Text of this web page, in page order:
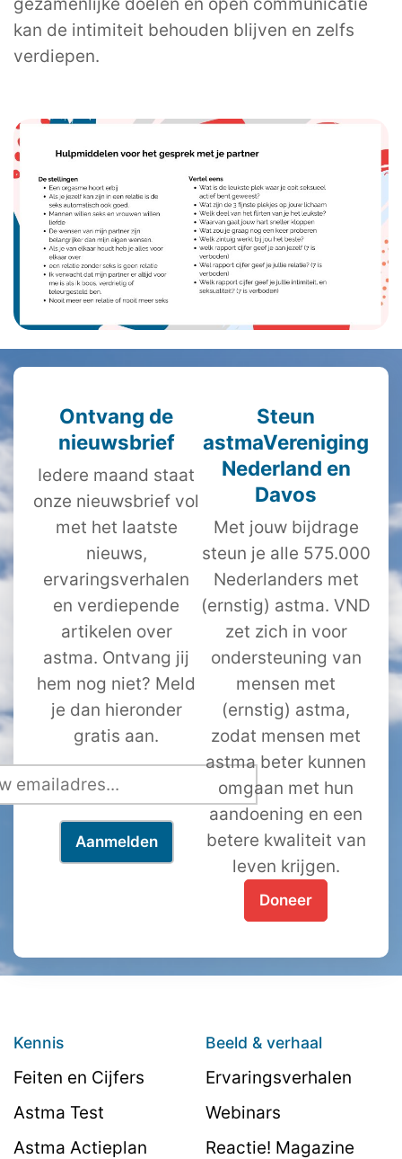
kan de intimiteit behouden blijven en zelfs
verdiepen.
Ontvang de
nieuwsbrief
Iedere maand staat
onze nieuwsbrief vol
met het laatste
nieuws,
ervaringsverhalen
en verdiepende
artikelen over
astma. Ontvang jij
hem nog niet? Meld
je dan hieronder
gratis aan.
Steun
astmaVereniging
Nederland en
Davos
Met jouw bijdrage
steun je alle 575.000
Nederlanders met
(ernstig) astma. VND
zet zich in voor
ondersteuning van
mensen met
(ernstig) astma,
zodat mensen met
astma beter kunnen
omgaan met hun
aandoening en een
betere kwaliteit van
leven krijgen.
Doneer
Kennis
Feiten en Cijfers
Astma Test
Astma Actieplan
Beeld & verhaal
Ervaringsverhalen
Webinars
Reactie! Magazine